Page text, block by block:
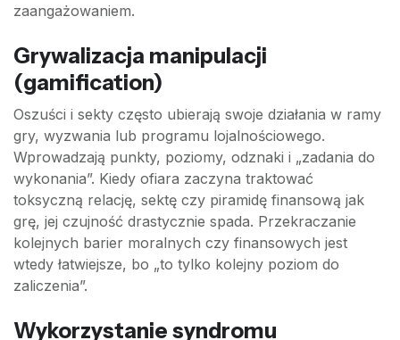
zaangażowaniem.
Grywalizacja manipulacji
(gamification)
Oszuści i sekty często ubierają swoje działania w ramy
gry, wyzwania lub programu lojalnościowego.
Wprowadzają punkty, poziomy, odznaki i „zadania do
wykonania”. Kiedy ofiara zaczyna traktować
toksyczną relację, sektę czy piramidę finansową jak
grę, jej czujność drastycznie spada. Przekraczanie
kolejnych barier moralnych czy finansowych jest
wtedy łatwiejsze, bo „to tylko kolejny poziom do
zaliczenia”.
Wykorzystanie syndromu